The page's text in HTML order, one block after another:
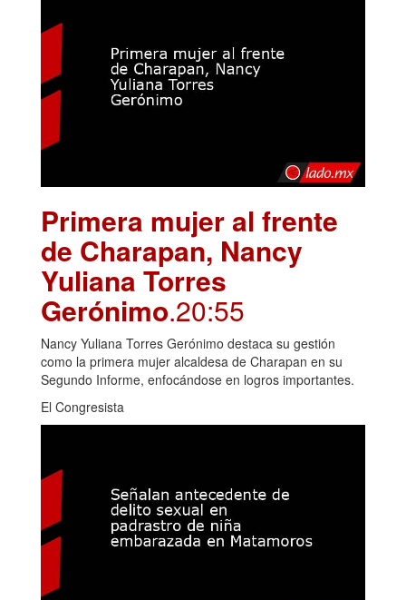
Primera mujer al frente
de Charapan, Nancy
Yuliana Torres
Gerónimo.20:55
Nancy Yuliana Torres Gerónimo destaca su gestión
como la primera mujer alcaldesa de Charapan en su
Segundo Informe, enfocándose en logros importantes.
El Congresista